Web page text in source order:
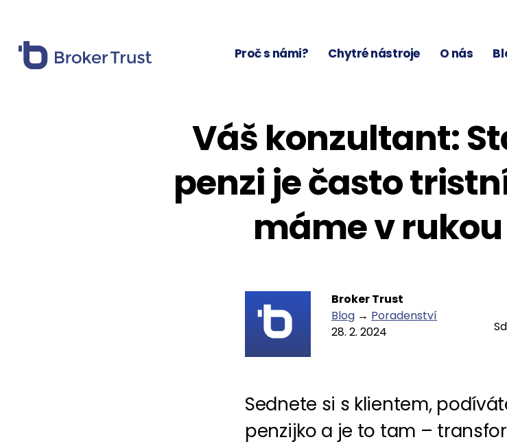
Proč s námi? Chytré nástroje O nás
Váš konzultant:
penzi je často
máme v
Broker Trust
Blog → Poradenství
28. 2. 2024
Sednete si s klientem,
penzijko a je to tam –